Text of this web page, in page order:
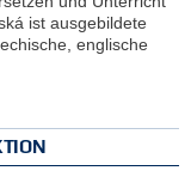
ist ausgebildete
englische